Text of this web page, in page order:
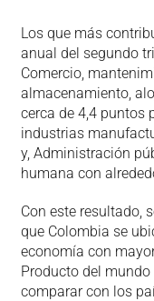
Los que más
anual del segundo
Comercio,
almacenamiento,
cerca de 4,4 puntos
industrias
y, Administración
humana con
Con este resultado,
que Colombia se
economía con
Producto del
comparar con los